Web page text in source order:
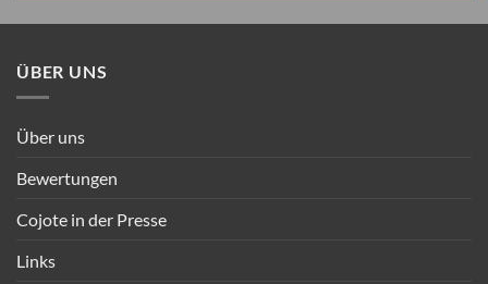
ÜBER UNS
Über uns
Bewertungen
Cojote in der Presse
Links